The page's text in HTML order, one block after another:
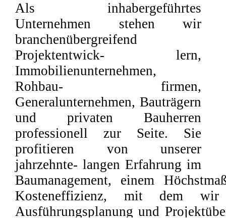
Als inhabergeführtes
Unternehmen stehen wir
branchenübergreifend
Projektentwick- lern,
Immobilienunternehmen,
Rohbau- firmen,
Generalunternehmen, Bauträgern
und privaten Bauherren
professionell zur Seite. Sie
profitieren von unserer
jahrzehnte- langen Erfahrung im
Baumanagement, einem
Kosteneffizienz, mit dem
Ausführungsplanung und